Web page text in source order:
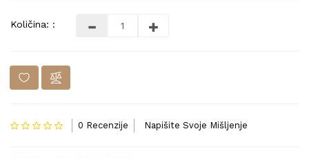
Količina: :
0 Recenzije Napišite Svoje Mišljenje